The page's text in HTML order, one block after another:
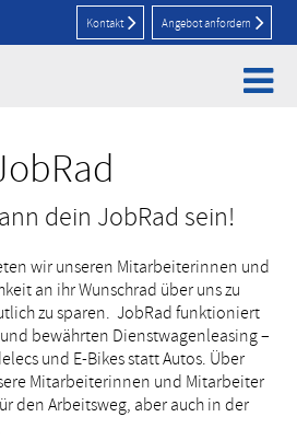
Kontakt Angebot anfordern
dein JobRad sein!
wir unseren Mitarbeiterinnen und
an ihr Wunschrad über uns zu
zu sparen.JobRad funktioniert
bewährten Dienstwagenleasing –
und E-Bikes statt Autos. Über
Mitarbeiterinnen und Mitarbeiter
den Arbeitsweg, aber auch in der